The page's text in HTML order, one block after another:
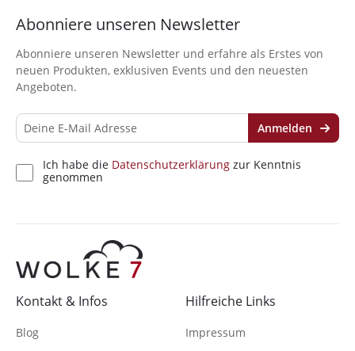
Anmelden
Ich habe dieDatenschutzerklärungzur
Kenntnis genommen
Kontakt & Infos
Blog
Hilfreiche Links
Impressum
Abonniere unseren Newsletter
Abonniere unseren Newsletter und erfahre als Erstes von
neuen Produkten, exklusiven Events und den neuesten
Angeboten.
Ich habe die Datenschutzerklärung zur Kenntnis
genommen
Anmelden